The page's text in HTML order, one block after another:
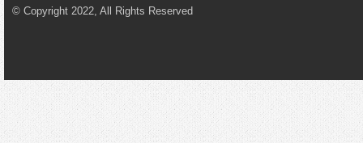
© Copyright 2022, All Rights Reserved